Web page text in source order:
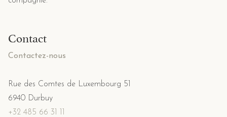
Contact
Contactez-nous
Rue des Comtes de Luxembourg 51
6940 Durbuy
+32 485 66 31 11